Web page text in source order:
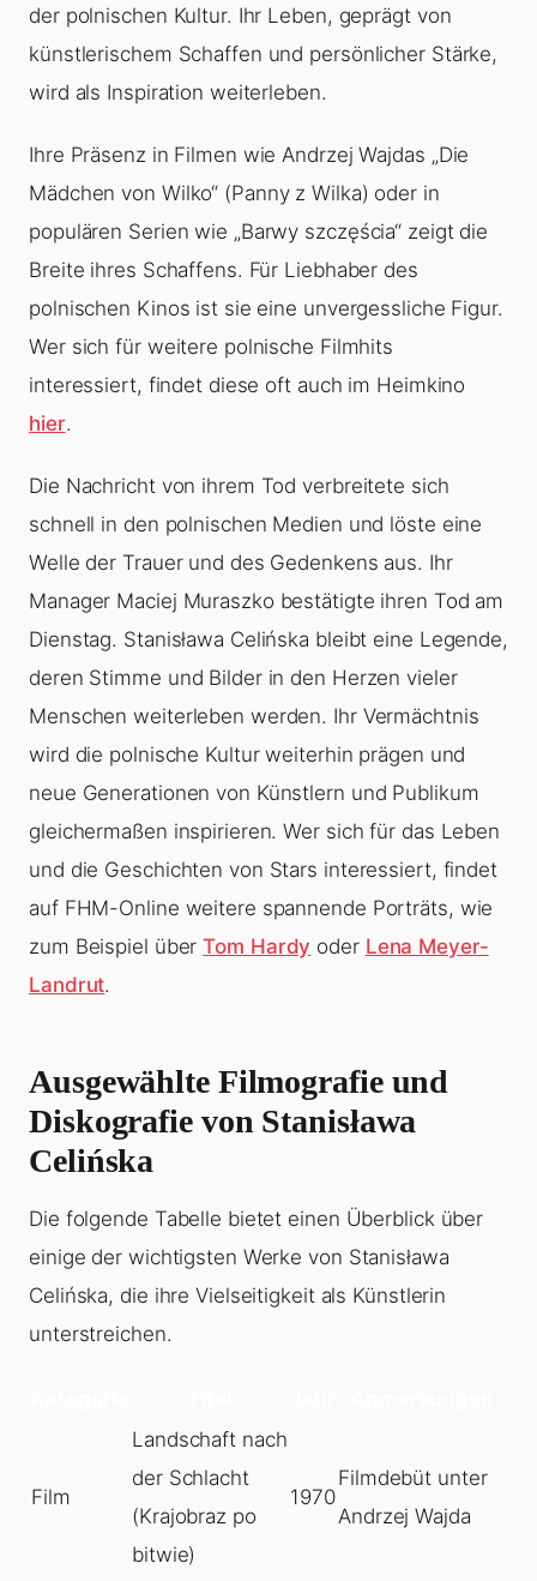
der polnischen Kultur. Ihr Leben, geprägt von
künstlerischem Schaffen und persönlicher Stärke,
wird als Inspiration weiterleben.
Ihre Präsenz in Filmen wie Andrzej Wajdas „Die
Mädchen von Wilko“ (Panny z Wilka) oder in
populären Serien wie „Barwy szczęścia“ zeigt die
Breite ihres Schaffens. Für Liebhaber des
polnischen Kinos ist sie eine unvergessliche Figur.
Wer sich für weitere polnische Filmhits
interessiert, findet diese oft auch im Heimkino
hier.
Die Nachricht von ihrem Tod verbreitete sich
schnell in den polnischen Medien und löste eine
Welle der Trauer und des Gedenkens aus. Ihr
Manager Maciej Muraszko bestätigte ihren Tod am
Dienstag. Stanisława Celińska bleibt eine Legende,
deren Stimme und Bilder in den Herzen vieler
Menschen weiterleben werden. Ihr Vermächtnis
wird die polnische Kultur weiterhin prägen und
neue Generationen von Künstlern und Publikum
gleichermaßen inspirieren. Wer sich für das Leben
und die Geschichten von Stars interessiert, findet
auf FHM-Online weitere spannende Porträts, wie
zum Beispiel überTom Hardy oder Lena Meyer-
Landrut.
Ausgewählte Filmografie und
Diskografie von Stanisława
Celińska
Die folgende Tabelle bietet einen Überblick über
einige der wichtigsten Werke von Stanisława
Celińska, die ihre Vielseitigkeit als Künstlerin
unterstreichen.
Film
Landschaft nach
der Schlacht
(Krajobraz po
bitwie)
1970
Filmdebüt unter
Andrzej Wajda